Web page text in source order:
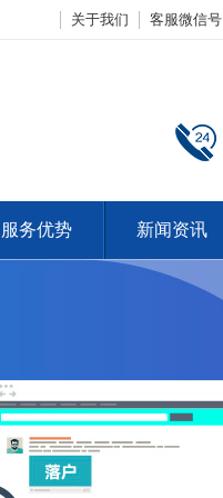
关于我们 客服微信号
服务优势 新闻资讯